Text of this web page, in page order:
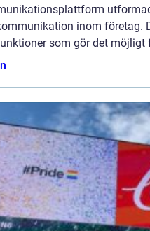
inom företag.
som gör det möjligt